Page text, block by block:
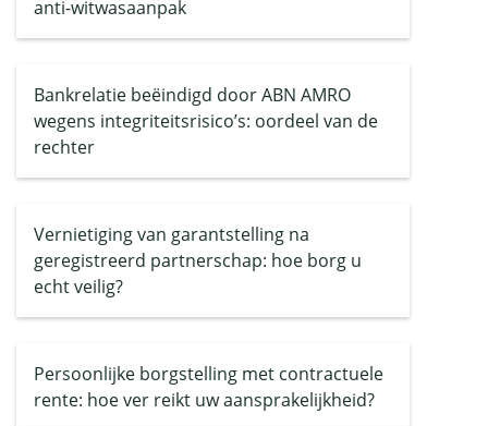
anti-witwasaanpak
Bankrelatie beëindigd door ABN AMRO
wegens integriteitsrisico’s: oordeel van de
rechter
Vernietiging van garantstelling na
geregistreerd partnerschap: hoe borg u
echt veilig?
Persoonlijke borgstelling met contractuele
rente: hoe ver reikt uw aansprakelijkheid?